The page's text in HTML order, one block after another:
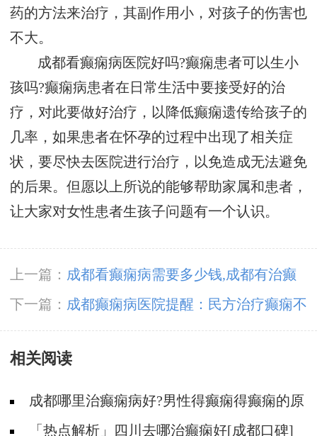
药的方法来治疗，其副作用小，对孩子的伤害也
不大。
成都看癫痫病医院好吗?癫痫患者可以生小
孩吗?癫痫病患者在日常生活中要接受好的治
疗，对此要做好治疗，以降低癫痫遗传给孩子的
几率，如果患者在怀孕的过程中出现了相关症
状，要尽快去医院进行治疗，以免造成无法避免
的后果。但愿以上所说的能够帮助家属和患者，
让大家对女性患者生孩子问题有一个认识。
上一篇： 成都看癫痫病需要多少钱,成都有治癫
痫的医院吗
下一篇： 成都癫痫病医院提醒：民方治疗癫痫不
可靠
相关阅读
成都哪里治癫痫病好?男性得癫痫得癫痫的原
因有什么?
「热点解析」四川去哪治癫痫好[成都口碑]